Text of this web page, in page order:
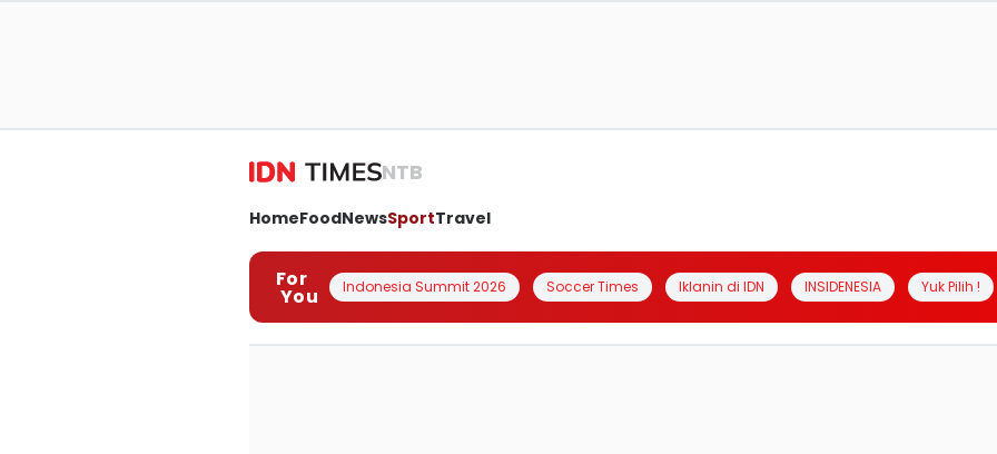
NTB
HomeFoodNewsSportTravel
For
You Indonesia Summit 2026 Soccer Times Iklanin di IDN INSIDENESIA Yuk Pilih !